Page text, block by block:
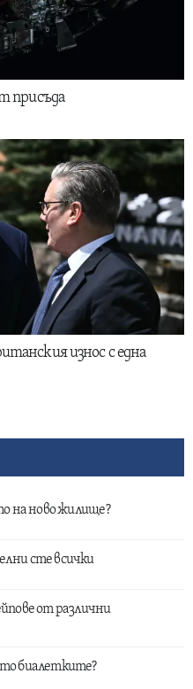
присъда
износ с една
на ново жилище?
сте всички
от различни
биалетките?